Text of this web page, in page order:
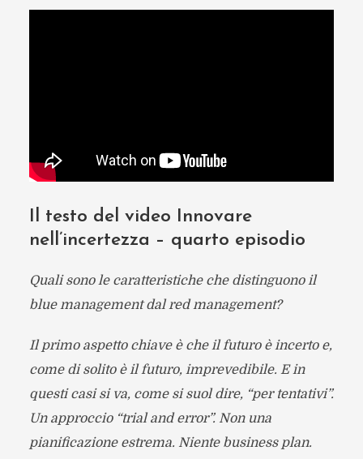
Il testo del video Innovare
nell’incertezza – quarto episodio
Quali sono le caratteristiche che distinguono il
blue management dal red management?
Il primo aspetto chiave è che il futuro è incerto e,
come di solito è il futuro, imprevedibile. E in
questi casi si va, come si suol dire, “per tentativi”.
Un approccio “trial and error”. Non una
pianificazione estrema. Niente business plan.